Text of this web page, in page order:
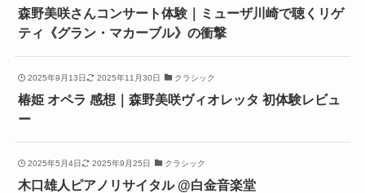
森野美咲さんコンサート体験｜ミューザ川崎で聴くリゲ
ティ《グラン・マカーブル》の衝撃
2025年9月13日 2025年11月30日 クラシック
椿姫 オペラ 感想｜森野美咲ヴィオレッタ 初体験レビュ
ー
2025年5月4日 2025年9月25日 クラシック
木口雄人ピアノリサイタル @白金音楽堂